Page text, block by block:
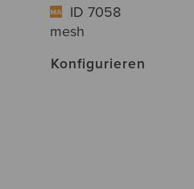
ID 7058
mesh
Konfigurieren